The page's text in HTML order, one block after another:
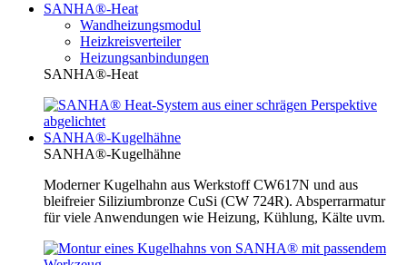
SANHA®-Heat
Wandheizungsmodul
Heizkreisverteiler
Heizungsanbindungen
SANHA®-Heat
SANHA®-Kugelhähne
SANHA®-Kugelhähne
Moderner Kugelhahn aus Werkstoff CW617N und aus
bleifreier Siliziumbronze CuSi (CW 724R). Absperrarmatur
für viele Anwendungen wie Heizung, Kühlung, Kälte uvm.